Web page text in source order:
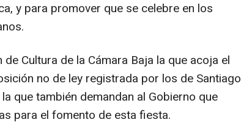
y para promover que se celebre en los
Cultura de la Cámara Baja la que acoja el
no de ley registrada por los de Santiago
que también demandan al Gobierno que
para el fomento de esta fiesta.